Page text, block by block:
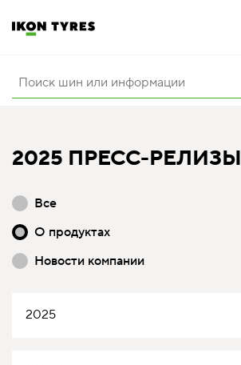
ИННОВАЦИИ
КАРЬЕРА
2025 ПРЕСС-РЕЛИЗЫ
Все
О продуктах
Новости компании
2025